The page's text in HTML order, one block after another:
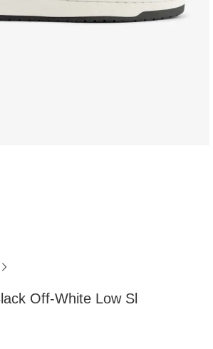
Off-White Low Sl